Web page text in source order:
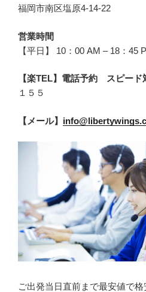
福岡市南区塩原4-14-22
営業時間
【平日】 10：00 AM – 18：45
【楽TEL】電話予約 スピー
１５５
【メール】
ご出発当日直前まで最安値で格